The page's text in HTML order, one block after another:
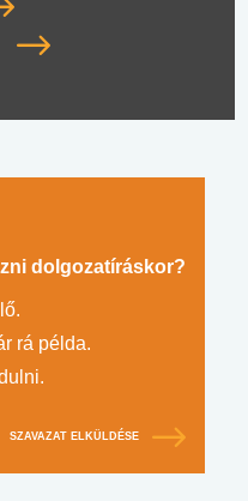
dolgozatíráskor?
rá példa.
SZAVAZAT ELKÜLDÉSE